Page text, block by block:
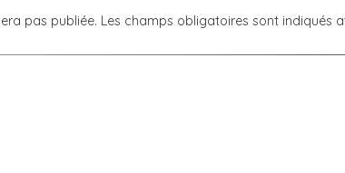
pas publiée. Les champs obligatoires sont indiqués